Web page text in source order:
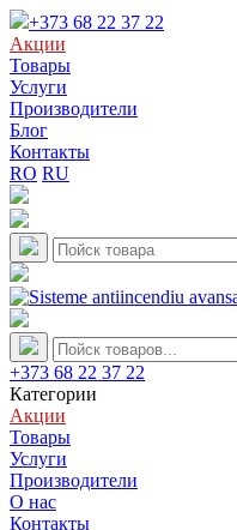
+373 68 22 37 22
Акции
Товары
Услуги
Производители
Блог
Контакты
RO RU
+373 68 22 37 22
Категории
Акции
Товары
Услуги
Производители
О нас
Контакты